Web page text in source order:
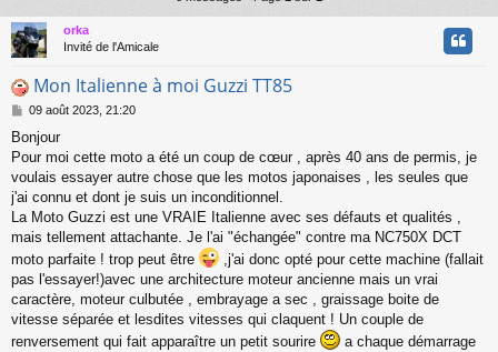
orka
Invité de l'Amicale
Mon Italienne à moi Guzzi TT85
M
s
s
a
g
09 août 2023, 21:20
Bonjour
Pour moi cette moto a été un coup de cœur , après 40 ans de permis, je
voulais essayer autre chose que les motos japonaises , les seules que
j'ai connu et dont je suis un inconditionnel.
La Moto Guzzi est une VRAIE Italienne avec ses défauts et qualités ,
mais tellement attachante. Je l'ai "échangée" contre ma NC750X DCT
moto parfaite ! trop peut être
,j'ai donc opté pour cette machine (fallait
pas l'essayer!)avec une architecture moteur ancienne mais un vrai
caractère, moteur culbutée , embrayage a sec , graissage boite de
vitesse séparée et lesdites vitesses qui claquent ! Un couple de
renversement qui fait apparaître un petit sourire
a chaque démarrage